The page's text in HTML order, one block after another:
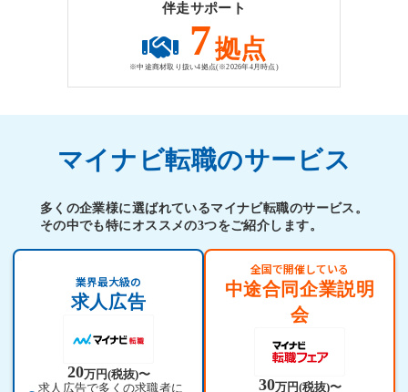
伴走サポート
7拠点
※中途商材取り扱い4拠点(※2026年4月時点)
マイナビ転職のサービス
多くの企業様に選ばれているマイナビ転職のサービス。
その中でも特にオススメの3つをご紹介します。
業界最大級の
求人広告
20万円(税抜)〜
求人広告で多くの求職者に
全国で開催している
中途合同企業説明
会
30万円(税抜)〜